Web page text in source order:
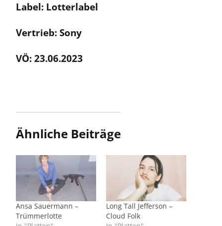
Label: Lotterlabel
Vertrieb: Sony
VÖ: 23.06.2023
Ähnliche Beiträge
Ansa Sauermann –
Trümmerlotte
Long Tall Jefferson –
Cloud Folk